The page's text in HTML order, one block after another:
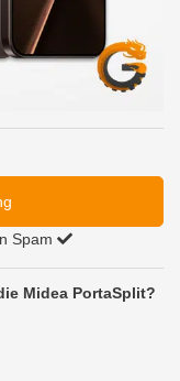
Spam
Midea PortaSplit?